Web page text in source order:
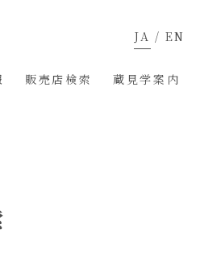
JA / EN
販売店検索 蔵見学案内